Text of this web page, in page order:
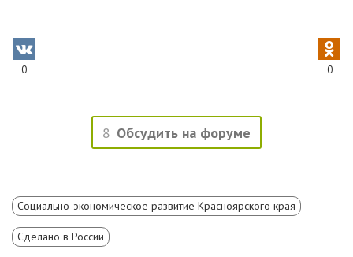
0 0
8 Обсудить на форуме
Социально-экономическое развитие Красноярского края
Сделано в России